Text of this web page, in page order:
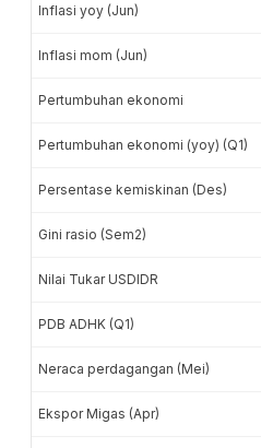
Inflasi yoy (Jun)
Inflasi mom (Jun)
Pertumbuhan ekonomi
Pertumbuhan ekonomi (yoy) (Q1)
Persentase kemiskinan (Des)
Gini rasio (Sem2)
Nilai Tukar USDIDR
PDB ADHK (Q1)
Neraca perdagangan (Mei)
Ekspor Migas (Apr)